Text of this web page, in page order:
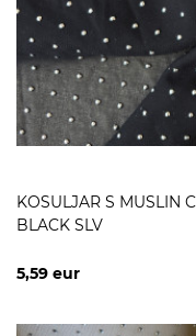
KOSULJAR S MUSLIN
BLACK SLV
5,59 eur